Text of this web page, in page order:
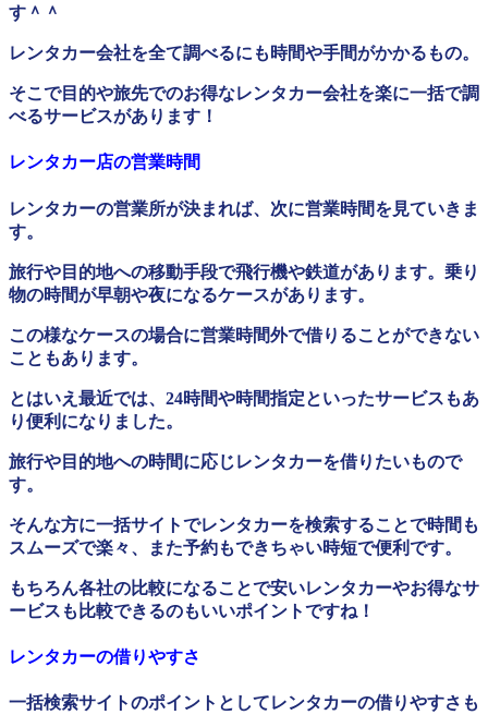
す＾＾
レンタカー会社を全て調べるにも時間や手間がかかるもの。
そこで目的や旅先でのお得なレンタカー会社を楽に一括で調
べるサービスがあります！
レンタカー店の営業時間
レンタカーの営業所が決まれば、次に営業時間を見ていきま
す。
旅行や目的地への移動手段で飛行機や鉄道があります。乗り
物の時間が早朝や夜になるケースがあります。
この様なケースの場合に営業時間外で借りることができない
こともあります。
とはいえ最近では、24時間や時間指定といったサービスもあ
り便利になりました。
旅行や目的地への時間に応じレンタカーを借りたいもので
す。
そんな方に一括サイトでレンタカーを検索することで時間も
スムーズで楽々、また予約もできちゃい時短で便利です。
もちろん各社の比較になることで安いレンタカーやお得なサ
ービスも比較できるのもいいポイントですね！
レンタカーの借りやすさ
一括検索サイトのポイントとしてレンタカーの借りやすさも